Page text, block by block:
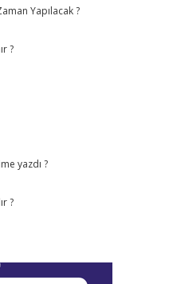
Yapılacak ?
?
yazdı ?
?